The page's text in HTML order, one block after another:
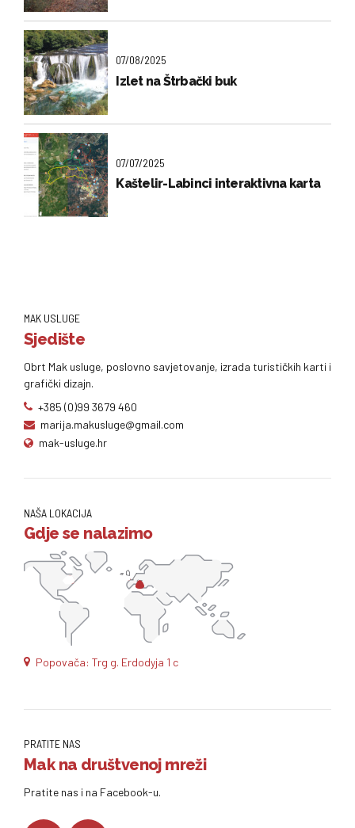
07/08/2025
Izlet na Štrbački buk
07/07/2025
Kaštelir-Labinci interaktivna karta
MAK USLUGE
Sjedište
Obrt Mak usluge, poslovno savjetovanje, izrada turističkih karti i
grafički dizajn.
+385 (0)99 3679 460
marija.makusluge@gmail.com
mak-usluge.hr
NAŠA LOKACIJA
Gdje se nalazimo
Popovača: Trg g. Erdodyja 1 c
PRATITE NAS
Mak na društvenoj mreži
Pratite nas i na Facebook-u.